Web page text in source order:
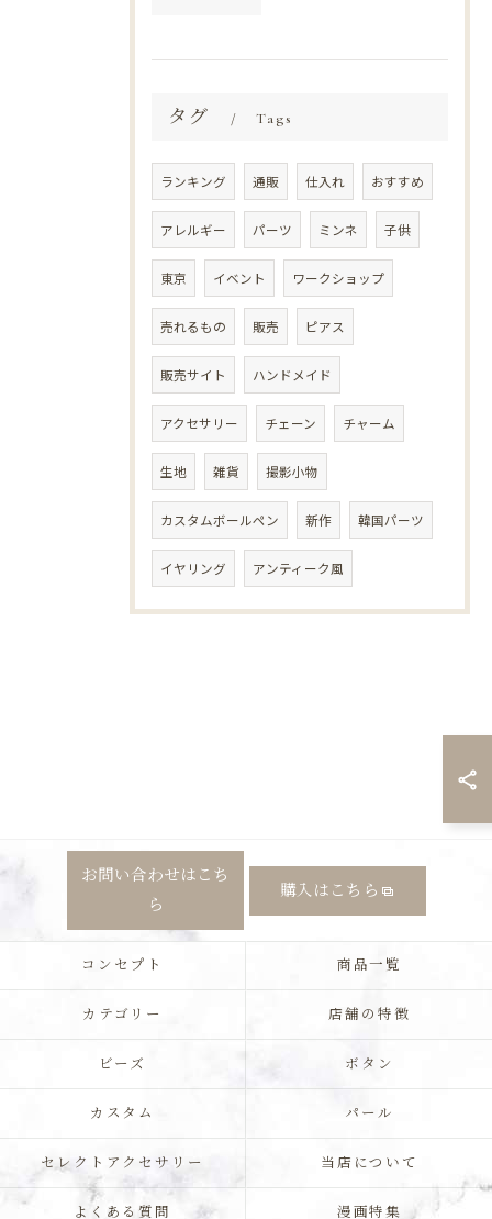
タグ Tags
ランキング 通販 仕入れ おすすめ
アレルギー パーツ ミンネ 子供
東京 イベント ワークショップ
売れるもの 販売 ピアス
販売サイト ハンドメイド
アクセサリー チェーン チャーム
生地 雑貨 撮影小物
カスタムボールペン 新作 韓国パーツ
イヤリング アンティーク風
お問い合わせはこち
ら
購入はこちら
コンセプト 商品一覧
カテゴリー 店舗の特徴
ビーズ ボタン
カスタム パール
セレクトアクセサリー 当店について
よくある質問 漫画特集